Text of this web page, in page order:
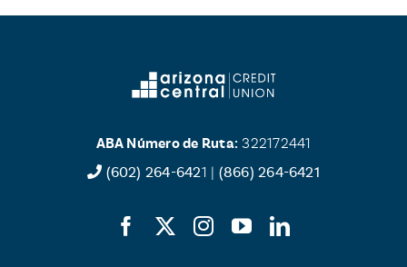
ABA Número de Ruta: 322172441
(602) 264-6421 | (866) 264-6421